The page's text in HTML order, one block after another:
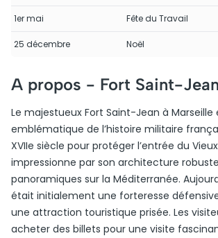
1er mai Fête du Travail
25 décembre Noël
A propos - Fort Saint-Jean
Le majestueux Fort Saint-Jean à
emblématique de l’histoire militaire
XVIIe siècle pour protéger l’entrée du
impressionne par son architecture
panoramiques sur la Méditerranée.
était initialement une forteresse
une attraction touristique prisée. Les
acheter des billets pour une visite